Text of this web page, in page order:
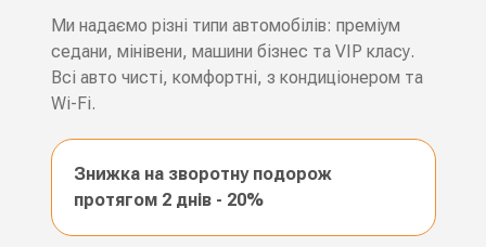
Ми надаємо різні типи автомобілів: преміум
седани, мінівени, машини бізнес та VIP класу.
Всі авто чисті, комфортні, з кондиціонером та
Wi-Fi.
Знижка на зворотну подорож
протягом 2 днів - 20%